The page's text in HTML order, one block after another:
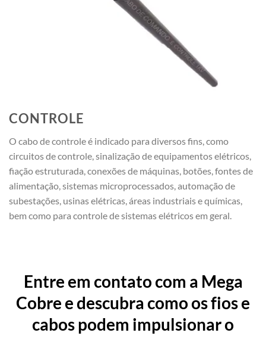
CONTROLE
O cabo de controle é indicado para diversos fins, como
circuitos de controle, sinalização de equipamentos elétricos,
fiação estruturada, conexões de máquinas, botões, fontes de
alimentação, sistemas microprocessados, automação de
subestações, usinas elétricas, áreas industriais e químicas,
bem como para controle de sistemas elétricos em geral.
Entre em contato com a Mega
Cobre e descubra como os fios e
cabos podem impulsionar o